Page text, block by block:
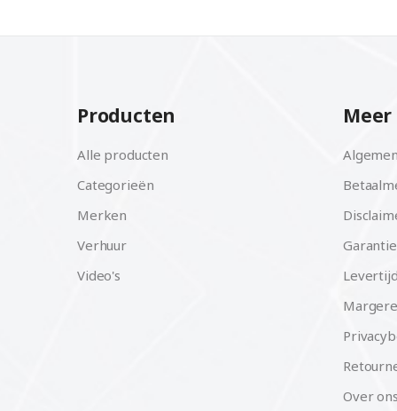
Producten
Alle producten
Categorieën
Merken
Verhuur
Video's
Over